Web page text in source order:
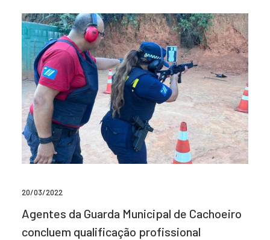
20/03/2022
Agentes da Guarda Municipal de Cachoeiro
concluem qualificação profissional